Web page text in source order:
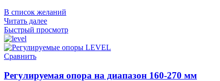
В список желаний
Читать далее
Быстрый просмотр
Сравнить
Регулируемая опора на диапазон 160-270 мм